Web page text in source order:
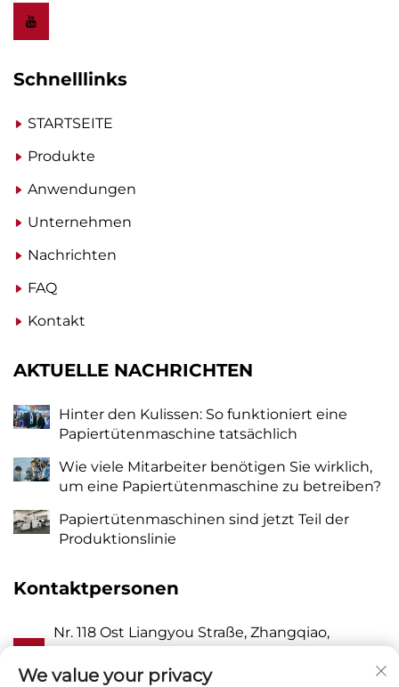
Schnelllinks
STARTSEITE
Produkte
Anwendungen
Unternehmen
Nachrichten
FAQ
Kontakt
AKTUELLE NACHRICHTEN
Hinter den Kulissen: So funktioniert eine
Papiertütenmaschine tatsächlich
Wie viele Mitarbeiter benötigen Sie wirklich,
um eine Papiertütenmaschine zu betreiben?
Papiertütenmaschinen sind jetzt Teil der
Produktionslinie
Kontaktpersonen
A
Nr. 118 Ost Liangyou Straße, Zhangqiao,
Wanquan Stadt, Pingyang, Wenzhou Stadt,
Zhejiang P.R. China 325409
We value your privacy